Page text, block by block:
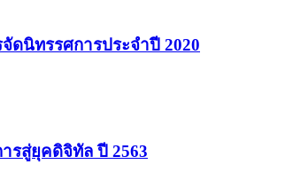
นิทรรศการประจำปี 2020
รสู่ยุคดิจิทัล ปี 2563